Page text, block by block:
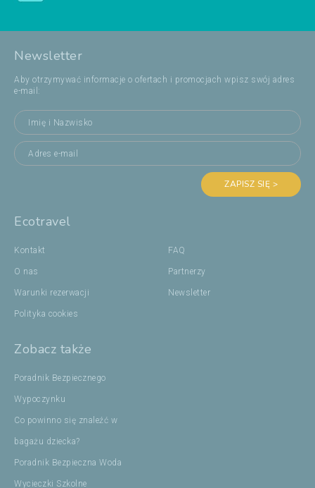
Newsletter
Aby otrzymywać informacje o ofertach i promocjach wpisz swój adres
e-mail:
ZAPISZ SIĘ >
Ecotravel
Kontakt
O nas
Warunki rezerwacji
Polityka cookies
FAQ
Partnerzy
Newsletter
Zobacz także
Poradnik Bezpiecznego
Wypoczynku
Co powinno się znaleźć w
bagażu dziecka?
Poradnik Bezpieczna Woda
Wycieczki Szkolne